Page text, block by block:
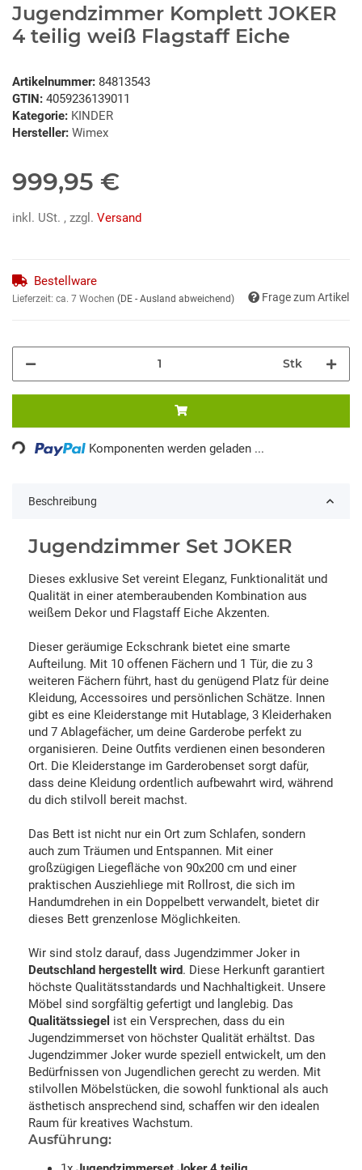
Jugendzimmer Komplett JOKER
4 teilig weiß Flagstaff Eiche
Artikelnummer: 84813543
GTIN: 4059236139011
Kategorie: KINDER
Hersteller: Wimex
999,95 €
inkl. USt. , zzgl. Versand
Bestellware
Lieferzeit: ca. 7 Wochen (DE - Ausland abweichend) Frage zum Artikel
Stk
Loading... Komponenten werden geladen ...
Beschreibung
Jugendzimmer Set JOKER
Dieses exklusive Set vereint Eleganz, Funktionalität und
Qualität in einer atemberaubenden Kombination aus
weißem Dekor und Flagstaff Eiche Akzenten.
Dieser geräumige Eckschrank bietet eine smarte
Aufteilung. Mit 10 offenen Fächern und 1 Tür, die zu 3
weiteren Fächern führt, hast du genügend Platz für deine
Kleidung, Accessoires und persönlichen Schätze. Innen
gibt es eine Kleiderstange mit Hutablage, 3 Kleiderhaken
und 7 Ablagefächer, um deine Garderobe perfekt zu
organisieren. Deine Outfits verdienen einen besonderen
Ort. Die Kleiderstange im Garderobenset sorgt dafür,
dass deine Kleidung ordentlich aufbewahrt wird, während
du dich stilvoll bereit machst.
Das Bett ist nicht nur ein Ort zum Schlafen, sondern
auch zum Träumen und Entspannen. Mit einer
großzügigen Liegefläche von 90x200 cm und einer
praktischen Ausziehliege mit Rollrost, die sich im
Handumdrehen in ein Doppelbett verwandelt, bietet dir
dieses Bett grenzenlose Möglichkeiten.
Wir sind stolz darauf, dass Jugendzimmer Joker in
Deutschland hergestellt wird. Diese Herkunft garantiert
höchste Qualitätsstandards und Nachhaltigkeit. Unsere
Möbel sind sorgfältig gefertigt und langlebig. Das
Qualitätssiegel ist ein Versprechen, dass du ein
Jugendzimmerset von höchster Qualität erhältst. Das
Jugendzimmer Joker wurde speziell entwickelt, um den
Bedürfnissen von Jugendlichen gerecht zu werden. Mit
stilvollen Möbelstücken, die sowohl funktional als auch
ästhetisch ansprechend sind, schaffen wir den idealen
Raum für kreatives Wachstum.
Ausführung: